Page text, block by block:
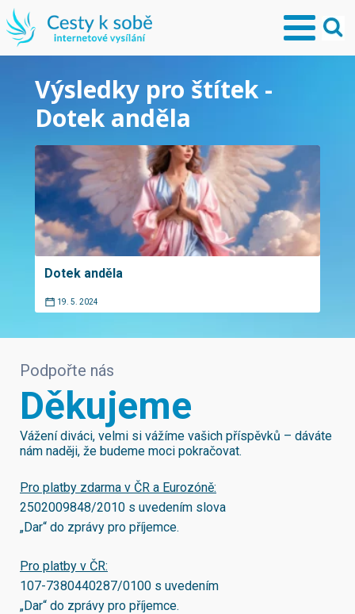
Výsledky pro štítek -
Dotek anděla
Dotek anděla
19. 5. 2024
Podpořte nás
Děkujeme
Vážení diváci, velmi si vážíme vašich příspěvků – dáváte
nám naději, že budeme moci pokračovat.
Pro platby zdarma v ČR a Eurozóně:
2502009848/2010 s uvedením slova
„Dar“ do zprávy pro příjemce.
Pro platby v ČR:
107-7380440287/0100 s uvedením
„Dar“ do zprávy pro příjemce.